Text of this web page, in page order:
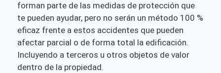
forman parte de las medidas de protección que
te pueden ayudar, pero no serán un método 100 %
eficaz frente a estos accidentes que pueden
afectar parcial o de forma total la edificación.
Incluyendo a terceros u otros objetos de valor
dentro de la propiedad.